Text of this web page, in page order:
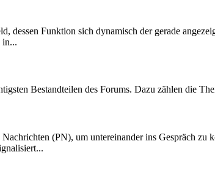
dessen Funktion sich dynamisch der gerade
in...
Bestandteilen des Forums. Dazu zählen die
(PN), um untereinander ins Gespräch